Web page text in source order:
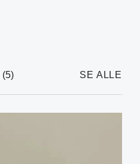
(5) SE ALLE